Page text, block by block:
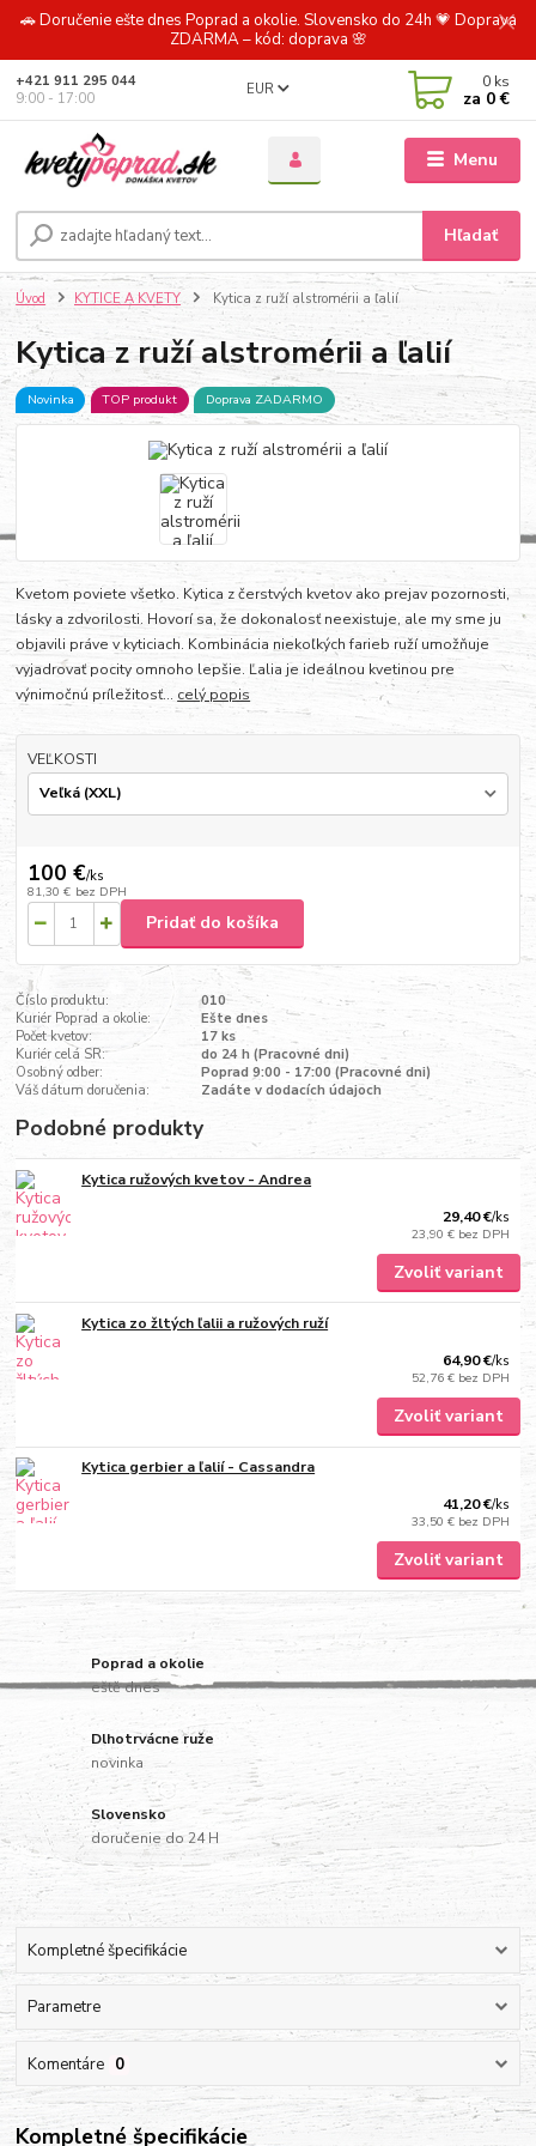
🚗 Doručenie ešte dnes Poprad a okolie. Slovensko do 24h 💗 Doprava
ZDARMA – kód: doprava 🌸
Menu
EUR
Hľadať
+421 911 295 044
9:00 - 17:00
0 ks
za 0 €
Úvod KYTICE A KVETY Kytica z ruží alstromérii a ľalií
Kytica z ruží alstromérii a ľalií
Novinka TOP produkt Doprava ZADARMO
Kvetom poviete všetko. Kytica z čerstvých kvetov ako prejav pozornosti,
lásky a zdvorilosti. Hovorí sa, že dokonalosť neexistuje, ale my sme ju
objavili práve v kyticiach. Kombinácia niekoľkých farieb ruží umožňuje
vyjadrovať pocity omnoho lepšie. Ľalia je ideálnou kvetinou pre
výnimočnú príležitosť... celý popis
VEĽKOSTI
100 €/ks
81,30 € bez DPH
Pridať do košíka
Číslo produktu:
010
Kuriér Poprad a okolie:
Ešte dnes
Počet kvetov:
17 ks
Kuriér celá SR:
do 24 h (Pracovné dni)
Osobný odber:
Poprad 9:00 - 17:00 (Pracovné dni)
Váš dátum doručenia:
Zadáte v dodacích údajoch
Podobné produkty
Kytica ružových kvetov - Andrea
29,40 €/ks
23,90 € bez DPH
Zvoliť variant
Kytica zo žltých ľalii a ružových ruží
64,90 €/ks
52,76 € bez DPH
Zvoliť variant
Kytica gerbier a ľalií - Cassandra
41,20 €/ks
33,50 € bez DPH
Zvoliť variant
Poprad a okolie
eště dnes
Dlhotrvácne ruže
novinka
Slovensko
doručenie do 24 H
Kompletné špecifikácie
Parametre
Komentáre 0
Kompletné špecifikácie